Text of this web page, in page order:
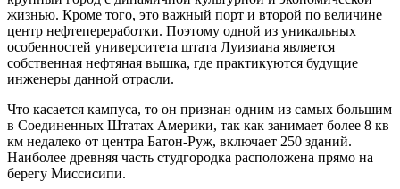
жизнью. Кроме того, это важный порт и второй по величине
центр нефтепереработки. Поэтому одной из уникальных
особенностей университета штата Луизиана является
собственная нефтяная вышка, где практикуются будущие
инженеры данной отрасли.
Что касается кампуса, то он признан одним из самых большим
в Соединенных Штатах Америки, так как занимает более 8 кв
км недалеко от центра Батон-Руж, включает 250 зданий.
Наиболее древняя часть студгородка расположена прямо на
берегу Миссисипи.